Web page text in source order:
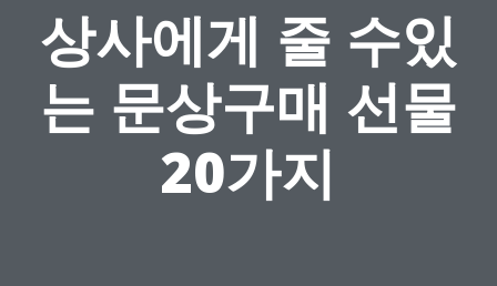
상사에게 줄 수있
는 문상구매 선물
20가지